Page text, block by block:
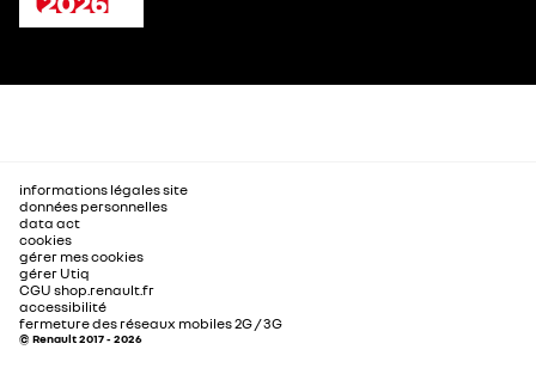
informations légales site
données personnelles
data act
cookies
gérer mes cookies
gérer Utiq
CGU shop.renault.fr
accessibilité
fermeture des réseaux mobiles 2G / 3G
© Renault 2017 - 2026